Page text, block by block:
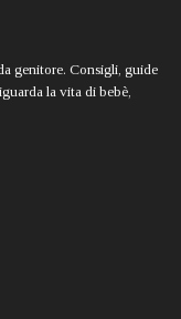
genitore. Consigli, guide
la vita di bebè,